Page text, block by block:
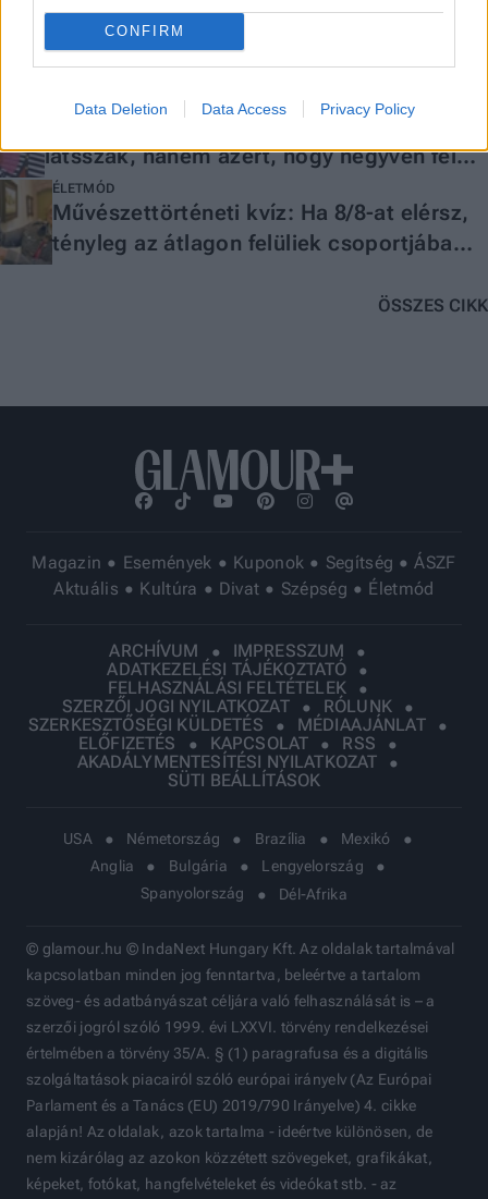
CONFIRM
Data Deletion Data Access Privacy Policy
ÉLETMÓD
Ezt a kérdést tedd fel magadnak, ha úgy
érzed, nem te irányítod az életed
ÉLETMÓD
Nem azért botoxoltattam, hogy húsznak
látsszak, hanem azért, hogy negyven felett
is jól érezzem magam
ÉLETMÓD
Művészettörténeti kvíz: Ha 8/8-at elérsz,
tényleg az átlagon felüliek csoportjába
tartozol
ÖSSZES CIKK
Magazin Események Kuponok Segítség
ÁSZF
Aktuális
Kultúra Divat Szépség Életmód
ARCHÍVUM
IMPRESSZUM
ADATKEZELÉSI TÁJÉKOZTATÓ
FELHASZNÁLÁSI FELTÉTELEK
SZERZŐI JOGI NYILATKOZAT
RÓLUNK
SZERKESZTŐSÉGI KÜLDETÉS
MÉDIAAJÁNLAT
ELŐFIZETÉS
KAPCSOLAT
RSS
AKADÁLYMENTESÍTÉSI NYILATKOZAT
SÜTI BEÁLLÍTÁSOK
USA Németország Brazília
Mexikó
Anglia
Bulgária
Lengyelország
Spanyolország
Dél-Afrika
© glamour.hu © IndaNext Hungary Kft. Az oldalak tartalmával
kapcsolatban minden jog fenntartva, beleértve a tartalom
szöveg- és adatbányászat céljára való felhasználását is – a
szerzői jogról szóló 1999. évi LXXVI. törvény rendelkezései
értelmében a törvény 35/A. § (1) paragrafusa és a digitális
szolgáltatások piacairól szóló európai irányelv (Az Európai
Parlament és a Tanács (EU) 2019/790 Irányelve) 4. cikke
alapján! Az oldalak, azok tartalma - ideértve különösen, de
nem kizárólag az azokon közzétett szövegeket, grafikákat,
képeket, fotókat, hangfelvételeket és videókat stb. - az